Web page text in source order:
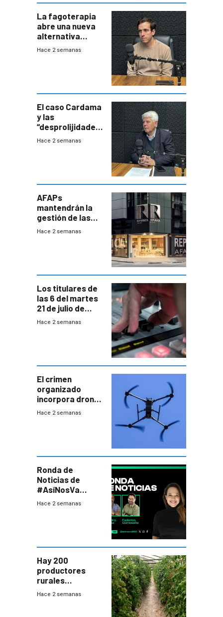
La fagoterapia
abre una nueva
alternativa
contra bacterias
innovadora
Hace 2 semanas
El caso Cardama
y las
“desprolijidades”
que la
Hace 2 semanas
AFAPs
mantendrán la
gestión de las
cuentas
Hace 2 semanas
Los titulares de
las 6 del martes
21 de julio de
2026
Hace 2 semanas
El crimen
organizado
incorpora drones
y abre un nuevo
Hace 2 semanas
Ronda de
Noticias de
#AsíNosVa
(20/7/26)
Hace 2 semanas
Hay 200
productores
rurales
afectados tras
Hace 2 semanas